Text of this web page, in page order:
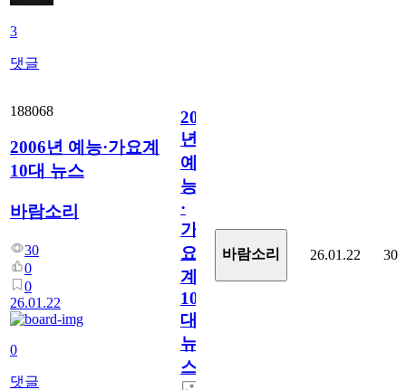
3
댓글
188068
2006년 예능·가요계
10대 뉴스
바람소리
30
0
0
26.01.22
0
댓글
2006
년
예
능
·
가
요
계
10
대
뉴
스
바람소리 26.01.22 30